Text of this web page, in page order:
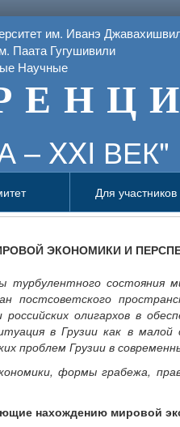
им. Иванэ
Паата Гугушивили
Научные
Е Н Ц
XXI ВЕК"
Для участников
ЭКОНОМИКИ И
состояния
постсоветского
олигархов в
в Грузии как в
проблем Грузии в
формы грабежа,
нахождению мировой